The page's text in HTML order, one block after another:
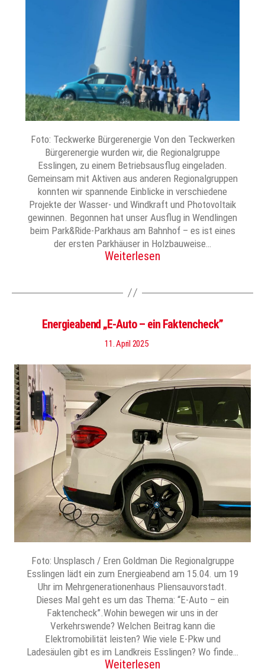
Foto: Teckwerke Bürgerenergie Von den Teckwerken
Bürgerenergie wurden wir, die Regionalgruppe
Esslingen, zu einem Betriebsausflug eingeladen.
Gemeinsam mit Aktiven aus anderen Regionalgruppen
konnten wir spannende Einblicke in verschiedene
Projekte der Wasser- und Windkraft und Photovoltaik
gewinnen. Begonnen hat unser Ausflug in Wendlingen
beim Park&Ride-Parkhaus am Bahnhof – es ist eines
der ersten Parkhäuser in Holzbauweise…
Weiterlesen
Energieabend „E-Auto – ein Faktencheck”
11. April 2025
Foto: Unsplasch / Eren Goldman Die Regionalgruppe
Esslingen lädt ein zum Energieabend am 15.04. um 19
Uhr im Mehrgenerationenhaus Pliensauvorstadt.
Dieses Mal geht es um das Thema: “E-Auto – ein
Faktencheck”.Wohin bewegen wir uns in der
Verkehrswende? Welchen Beitrag kann die
Elektromobilität leisten? Wie viele E-Pkw und
Ladesäulen gibt es im Landkreis Esslingen? Wo finde…
Weiterlesen